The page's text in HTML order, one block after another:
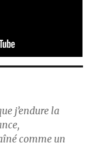
j’endure la
comme un